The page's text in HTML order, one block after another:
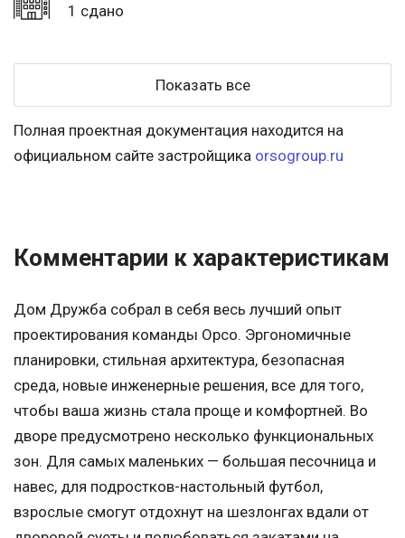
1 сдано
Показать все
Полная проектная документация находится на
официальном сайте застройщика orsogroup.ru
Комментарии к характеристикам
Дом Дружба собрал в себя весь лучший опыт
проектирования команды Орсо. Эргономичные
планировки, стильная архитектура, безопасная
среда, новые инженерные решения, все для того,
чтобы ваша жизнь стала проще и комфортней. Во
дворе предусмотрено несколько функциональных
зон. Для самых маленьких — большая песочница и
навес, для подростков-настольный футбол,
взрослые смогут отдохнут на шезлонгах вдали от